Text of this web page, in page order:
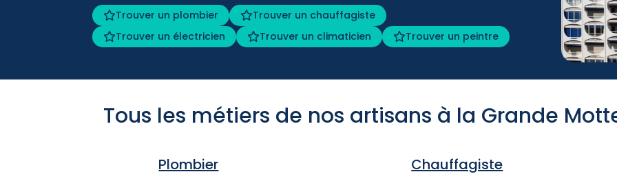
Trouver un plombier
Trouver un chauffagiste
Trouver un électricien
Trouver un climaticien Trouver un peintre
Tous les métiers de nos artisans à la Grande
Plombier
Chauffagiste